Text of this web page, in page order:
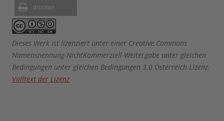
drucken
Dieses Werk ist lizenziert unter einer Creative Commons
Namensnennung-NichtKommerziell-Weitergabe unter gleichen
Bedingungen unter gleichen Bedingungen 3.0 Österreich Lizenz.
Volltext der Lizenz